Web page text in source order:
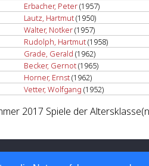
Erbacher, Peter(1957)
Lautz, Hartmut(1950)
Walter, Notker(1957)
Rudolph, Hartmut(1958)
Grade, Gerald (1962)
Becker, Gernot(1965)
Horner, Ernst(1962)
Vetter, Wolfgang (1952)
2017 Spiele der